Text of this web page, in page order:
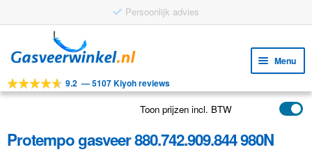
Persoonlijk advies
door
navigatie
naar
inhoud
Menu
Tools
Toepassingen
9.2 —5107 Kiyoh reviews
Toon prijzen incl. BTW
Protempo gasveer 880.742.909.844 980N